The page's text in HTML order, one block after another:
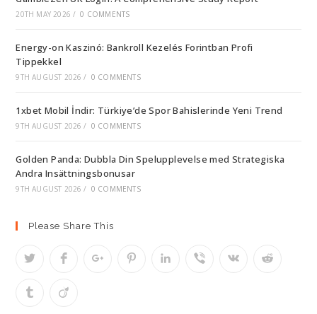
20TH MAY 2026 / 0 COMMENTS
Energy-on Kaszinó: Bankroll Kezelés Forintban Profi
Tippekkel
9TH AUGUST 2026 / 0 COMMENTS
1xbet Mobil İndir: Türkiye’de Spor Bahislerinde Yeni Trend
9TH AUGUST 2026 / 0 COMMENTS
Golden Panda: Dubbla Din Spelupplevelse med Strategiska
Andra Insättningsbonusar
9TH AUGUST 2026 / 0 COMMENTS
Please Share This